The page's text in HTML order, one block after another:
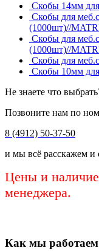
Скобы 14мм
Скобы для
(1000шт)//
Скобы для
(1000шт)//
Скобы для
Скобы 10мм
Не знаете что
Позвоните нам по
8 (4912) 50-37-50
и мы всё расскажем и
Цены и наличие
менеджера.
Как мы работаем